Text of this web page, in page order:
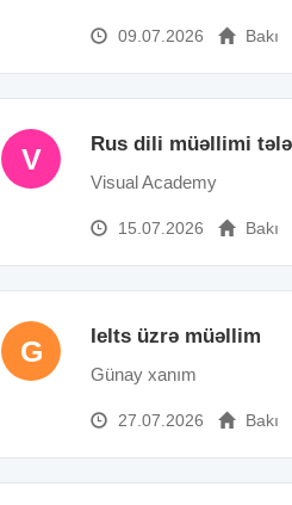
09.07.2026 Bakı
V Rus dili müəllimi
Visual Academy
15.07.2026 Bakı
G Ielts üzrə müəllim
Günay xanım
27.07.2026 Bakı